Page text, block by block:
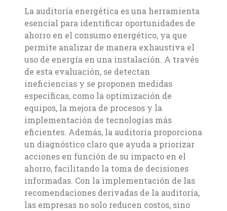
La auditoría energética es una herramienta
esencial para identificar oportunidades de
ahorro en el consumo energético, ya que
permite analizar de manera exhaustiva el
uso de energía en una instalación. A través
de esta evaluación, se detectan
ineficiencias y se proponen medidas
específicas, como la optimización de
equipos, la mejora de procesos y la
implementación de tecnologías más
eficientes. Además, la auditoría proporciona
un diagnóstico claro que ayuda a priorizar
acciones en función de su impacto en el
ahorro, facilitando la toma de decisiones
informadas. Con la implementación de las
recomendaciones derivadas de la auditoría,
las empresas no solo reducen costos, sino